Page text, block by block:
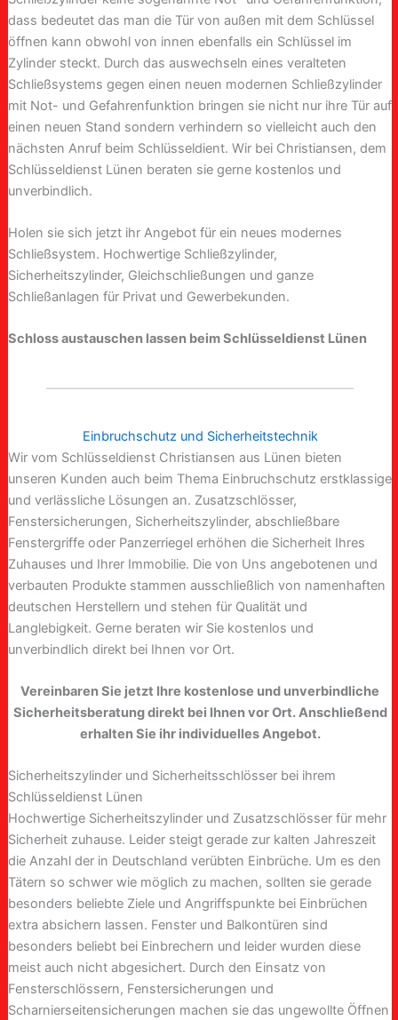
dass bedeutet das man die Tür von außen mit dem Schlüssel
öffnen kann obwohl von innen ebenfalls ein Schlüssel im
Zylinder steckt. Durch das auswechseln eines veralteten
Schließsystems gegen einen neuen modernen Schließzylinder
mit Not- und Gefahrenfunktion bringen sie nicht nur ihre Tür auf
einen neuen Stand sondern verhindern so vielleicht auch den
nächsten Anruf beim Schlüsseldient. Wir bei Christiansen, dem
Schlüsseldienst Lünen beraten sie gerne kostenlos und
unverbindlich.
Holen sie sich jetzt ihr Angebot für ein neues modernes
Schließsystem. Hochwertige Schließzylinder,
Sicherheitszylinder, Gleichschließungen und ganze
Schließanlagen für Privat und Gewerbekunden.
Schloss austauschen lassen beim Schlüsseldienst Lünen
Einbruchschutz und Sicherheitstechnik
Wir vom Schlüsseldienst Christiansen aus Lünen bieten
unseren Kunden auch beim Thema Einbruchschutz erstklassige
und verlässliche Lösungen an. Zusatzschlösser,
Fenstersicherungen, Sicherheitszylinder, abschließbare
Fenstergriffe oder Panzerriegel erhöhen die Sicherheit Ihres
Zuhauses und Ihrer Immobilie. Die von Uns angebotenen und
verbauten Produkte stammen ausschließlich von namenhaften
deutschen Herstellern und stehen für Qualität und
Langlebigkeit. Gerne beraten wir Sie kostenlos und
unverbindlich direkt bei Ihnen vor Ort.
Vereinbaren Sie jetzt Ihre kostenlose und unverbindliche
Sicherheitsberatung direkt bei Ihnen vor Ort. Anschließend
erhalten Sie ihr individuelles Angebot.
Sicherheitszylinder und Sicherheitsschlösser bei ihrem
Schlüsseldienst Lünen
Hochwertige Sicherheitszylinder und Zusatzschlösser für mehr
Sicherheit zuhause. Leider steigt gerade zur kalten Jahreszeit
die Anzahl der in Deutschland verübten Einbrüche. Um es den
Tätern so schwer wie möglich zu machen, sollten sie gerade
besonders beliebte Ziele und Angriffspunkte bei Einbrüchen
extra absichern lassen. Fenster und Balkontüren sind
besonders beliebt bei Einbrechern und leider wurden diese
meist auch nicht abgesichert. Durch den Einsatz von
Fensterschlössern, Fenstersicherungen und
Scharnierseitensicherungen machen sie das ungewollte Öffnen